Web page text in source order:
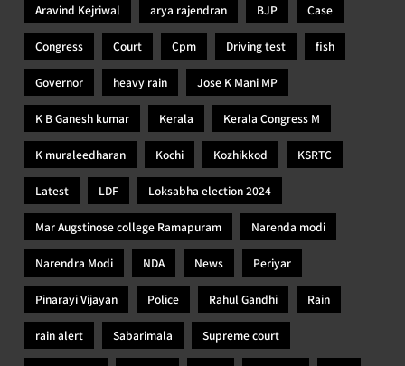
Aravind Kejriwal arya rajendran BJP Case
Congress Court Cpm Driving test fish
Governor heavy rain Jose K Mani MP
K B Ganesh kumar Kerala Kerala Congress M
K muraleedharan Kochi Kozhikkod KSRTC
Latest LDF Loksabha election 2024
Mar Augstinose college Ramapuram Narenda modi
Narendra Modi NDA News Periyar
Pinarayi Vijayan Police Rahul Gandhi Rain
rain alert Sabarimala Supreme court